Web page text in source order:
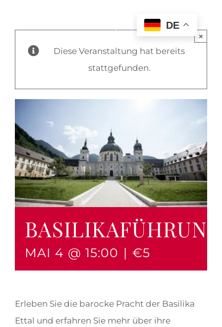
DE
Diese Veranstaltung hat bereits
stattgefunden.
×
BASILIKAFÜHRUNG
MAI 4 @ 15:00 | €5
Erleben Sie die barocke Pracht der Basilika
Ettal und erfahren Sie mehr über ihre